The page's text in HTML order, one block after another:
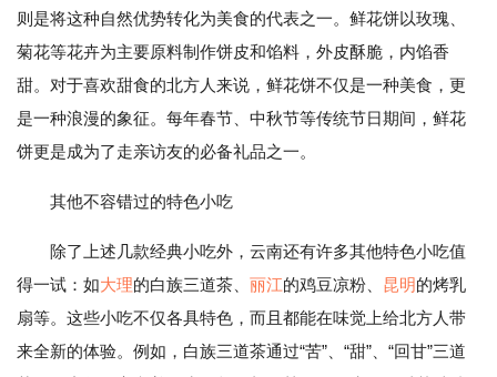
则是将这种自然优势转化为美食的代表之一。鲜花饼以玫瑰、
菊花等花卉为主要原料制作饼皮和馅料，外皮酥脆，内馅香
甜。对于喜欢甜食的北方人来说，鲜花饼不仅是一种美食，更
是一种浪漫的象征。每年春节、中秋节等传统节日期间，鲜花
饼更是成为了走亲访友的必备礼品之一。
其他不容错过的特色小吃
除了上述几款经典小吃外，云南还有许多其他特色小吃值
得一试：如大理的白族三道茶、 丽江的鸡豆凉粉、 昆明的烤乳
扇等。这些小吃不仅各具特色，而且都能在味觉上给北方人带
来全新的体验。例如，白族三道茶通过“苦”、“甜”、“回甘”三道